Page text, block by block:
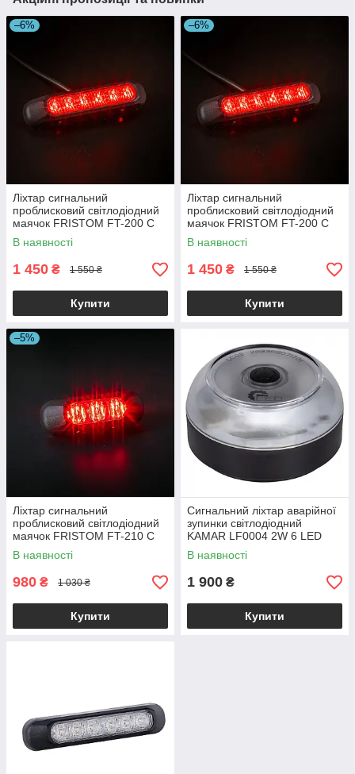
–6%
Ліхтар сигнальний
проблисковий світлодіодний
маячок FRISTOM FT-200 C
LED червоний
В наявності
1 450 ₴ 1 550 ₴
Купити
–6%
Ліхтар сигнальний
проблисковий світлодіодний
маячок FRISTOM FT-200 C
LED DARK червоний
В наявності
1 450 ₴ 1 550 ₴
Купити
–5%
Ліхтар сигнальний
проблисковий світлодіодний
маячок FRISTOM FT-210 C
LED червоний
В наявності
980 ₴ 1 030 ₴
Купити
Сигнальний ліхтар аварійної
зупинки світлодіодний
KAMAR LF0004 2W 6 LED
V16 DGT
В наявності
1 900 ₴
Купити